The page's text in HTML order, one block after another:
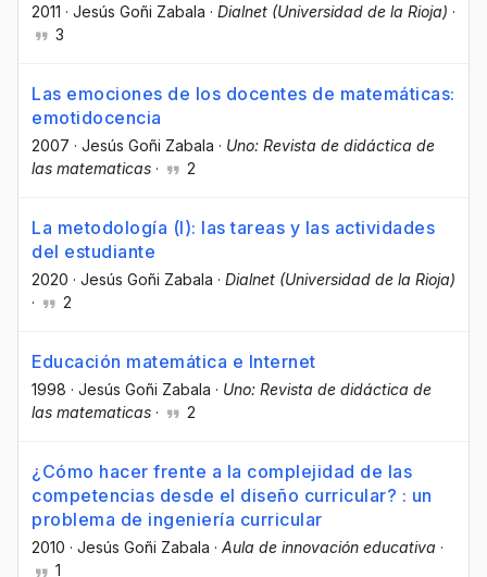
2011 · Jesús Goñi Zabala · Dialnet (Universidad de la Rioja) ·
3
Las emociones de los docentes de matemáticas:
emotidocencia
2007 · Jesús Goñi Zabala · Uno: Revista de didáctica de
las matematicas · 2
La metodología (I): las tareas y las actividades
del estudiante
2020 · Jesús Goñi Zabala · Dialnet (Universidad de la Rioja)
·
2
Educación matemática e Internet
1998 · Jesús Goñi Zabala · Uno: Revista de didáctica de
las matematicas · 2
¿Cómo hacer frente a la complejidad de las
competencias desde el diseño curricular? : un
problema de ingeniería curricular
2010 · Jesús Goñi Zabala · Aula de innovación educativa ·
1